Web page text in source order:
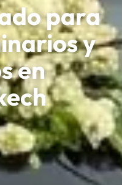
para
y
en